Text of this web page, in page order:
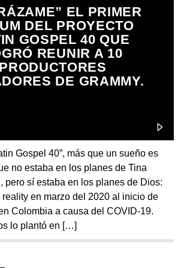
EL PRIMER
DEL PROYECTO
GOSPEL 40 QUE
REUNIR A 10
PRODUCTORES
DE GRAMMY.
Gospel 40”, más que un sueño es
no estaba en los planes de Tina
pero sí estaba en los planes de Dios:
reality en marzo del 2020 al inicio de
Colombia a causa del COVID-19.
lo plantó en […]